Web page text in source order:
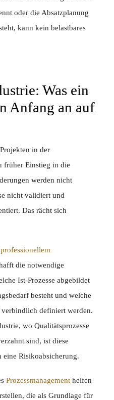
oder die Absatzplanung
kann kein belastbares
Was ein
Anfang an auf
in der
früher Einstieg in die
werden nicht
nicht validiert und
Das rächt sich
die notwendige
Ist-Prozesse abgebildet
besteht und welche
definiert werden.
wo Qualitätsprozesse
sind, ist diese
Risikoabsicherung.
Prozessmanagement helfen
die als Grundlage für